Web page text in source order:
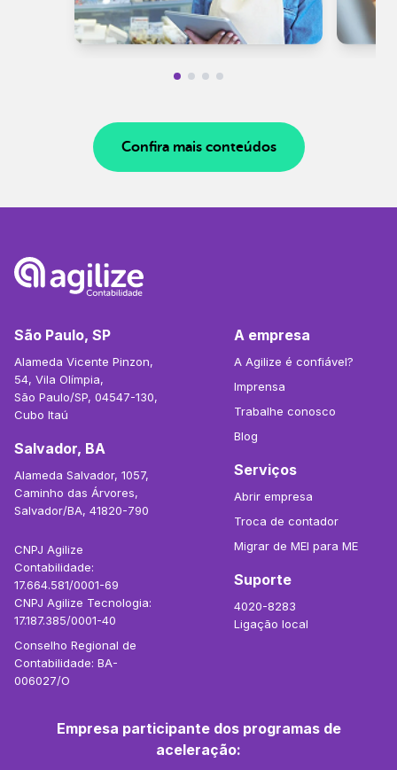
Confira mais conteúdos
São Paulo, SP
Alameda Vicente Pinzon,
54, Vila Olímpia,
São Paulo/SP, 04547-130,
Cubo Itaú
Salvador, BA
Alameda Salvador, 1057,
Caminho das Árvores,
Salvador/BA, 41820-790
CNPJ Agilize
Contabilidade:
17.664.581/0001-69
CNPJ Agilize Tecnologia:
17.187.385/0001-40
Conselho Regional de
Contabilidade: BA-
006027/O
A empresa
A Agilize é confiável?
Imprensa
Trabalhe conosco
Blog
Serviços
Abrir empresa
Troca de contador
Migrar de MEI para ME
Suporte
4020-8283
Ligação local
Empresa participante dos programas de
aceleração: